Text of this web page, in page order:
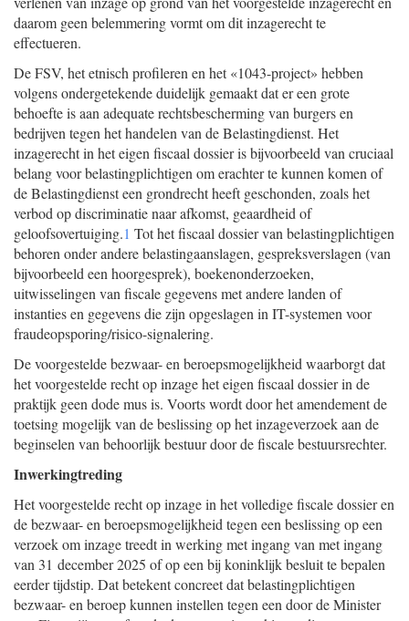
daarom geen belemmering vormt om dit inzagerecht te
effectueren.
De FSV, het etnisch profileren en het «1043-project» hebben
volgens ondergetekende duidelijk gemaakt dat er een grote
behoefte is aan adequate rechtsbescherming van burgers en
bedrijven tegen het handelen van de Belastingdienst. Het
inzagerecht in het eigen fiscaal dossier is bijvoorbeeld van cruciaal
belang voor belastingplichtigen om erachter te kunnen komen of
de Belastingdienst een grondrecht heeft geschonden, zoals het
verbod op discriminatie naar afkomst, geaardheid of
geloofsovertuiging.1 Tot het fiscaal dossier van belastingplichtigen
behoren onder andere belastingaanslagen, gespreksverslagen (van
bijvoorbeeld een hoorgesprek), boekenonderzoeken,
uitwisselingen van fiscale gegevens met andere landen of
instanties en gegevens die zijn opgeslagen in IT-systemen voor
fraudeopsporing/risico-signalering.
De voorgestelde bezwaar- en beroepsmogelijkheid waarborgt dat
het voorgestelde recht op inzage het eigen fiscaal dossier in de
praktijk geen dode mus is. Voorts wordt door het amendement de
toetsing mogelijk van de beslissing op het inzageverzoek aan de
beginselen van behoorlijk bestuur door de fiscale bestuursrechter.
Inwerkingtreding
Het voorgestelde recht op inzage in het volledige fiscale dossier en
de bezwaar- en beroepsmogelijkheid tegen een beslissing op een
verzoek om inzage treedt in werking met ingang van met ingang
van 31 december 2025 of op een bij koninklijk besluit te bepalen
eerder tijdstip. Dat betekent concreet dat belastingplichtigen
bezwaar- en beroep kunnen instellen tegen een door de Minister